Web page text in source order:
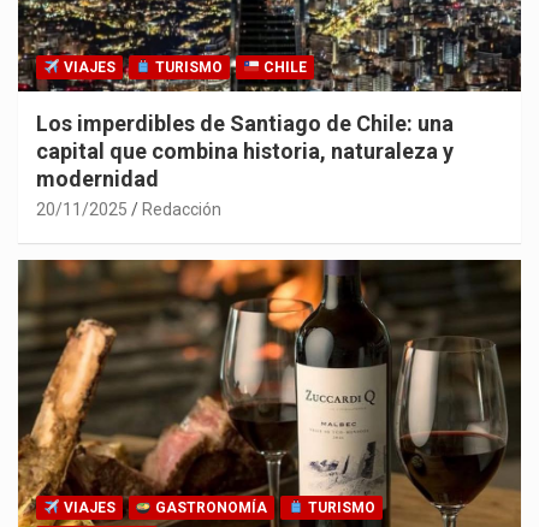
VIAJES TURISMO CHILE
Los imperdibles de Santiago de Chile: una
capital que combina historia, naturaleza y
modernidad
20/11/2025 Redacción
VIAJES GASTRONOMÍA
TURISMO